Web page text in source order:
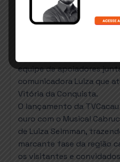
equipe de apoiadores
comunicadora Luiza que
Vitória da Conquista.
O lançamento da
ouro com o Musical
de Luiza Selmman,
marcante fase da região
os visitantes e